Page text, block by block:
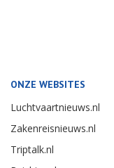
ONZE WEBSITES
Luchtvaartnieuws.nl
Zakenreisnieuws.nl
Triptalk.nl